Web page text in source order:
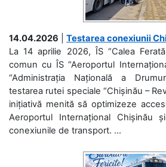
14.04.2026
Testarea conexiunii
La 14 aprilie 2026, ÎS “Calea
comun cu ÎS “Aeroportul
“Administrația Națională a
testarea rutei speciale “Chișinău –
inițiativă menită să optimizeze
Aeroportul Internațional Chișinău
conexiunile de transport. ...